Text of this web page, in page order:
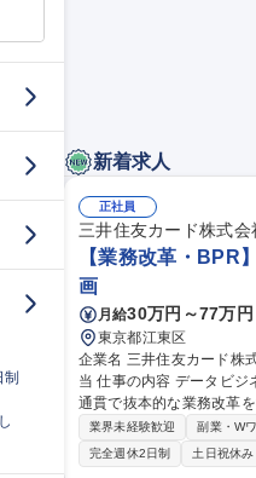
新着求人
正社員
三井住友カード株式会
【業務改革・BPR
画
月給30万円～77万円
東京都江東区
企業名 三井住友カード株式会社 求人名 【業務改革・BPR】収益改善余地の発掘から効果創出
当 仕事の内容 データビジネスの推進における生産性最大化を目的に、収益改善余地の発掘から効果創出まで一気
通貫で抜本的な業務改革を推進します。 ■プロダクト別（Custella・Vク
業務の理想像整理、現状
務改革の推進 ■Salesforce
業界未経験歓迎 副業・W
完全週休2日制
土日祝休み